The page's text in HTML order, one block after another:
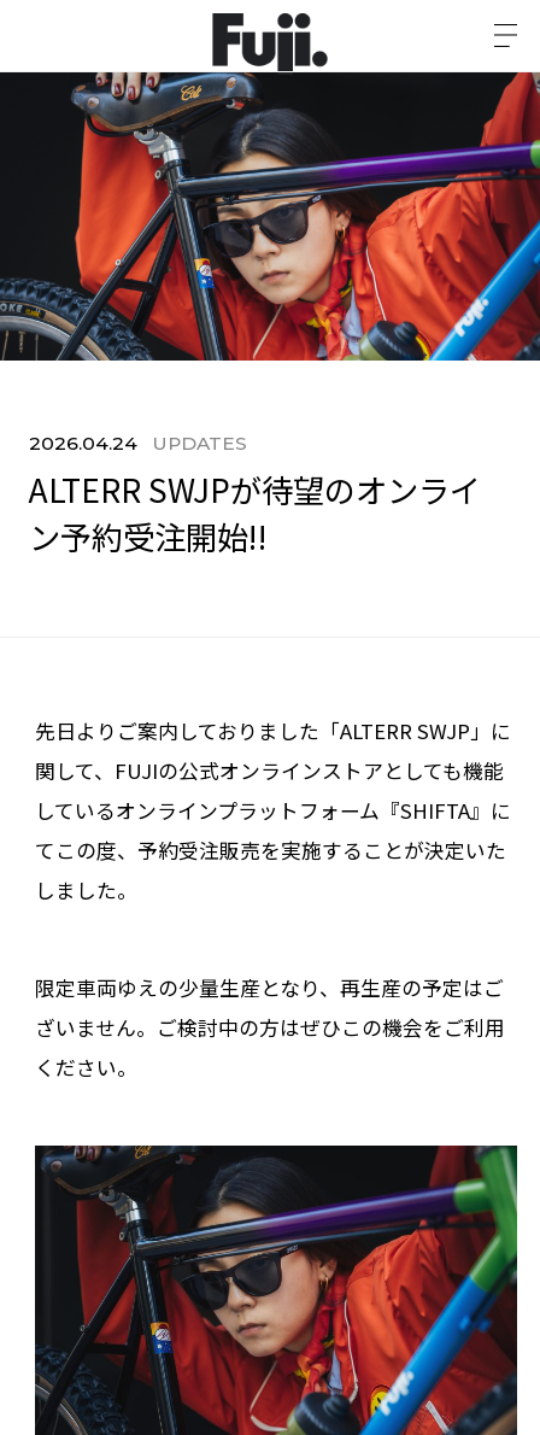
2026.04.24 UPDATES
ALTERR SWJPが待望のオンライ
ン予約受注開始!!
先日よりご案内しておりました「ALTERR SWJP」に
関して、FUJIの公式オンラインストアとしても機能
しているオンラインプラットフォーム『SHIFTA』に
てこの度、予約受注販売を実施することが決定いた
しました。
限定車両ゆえの少量生産となり、再生産の予定はご
ざいません。ご検討中の方はぜひこの機会をご利用
ください。